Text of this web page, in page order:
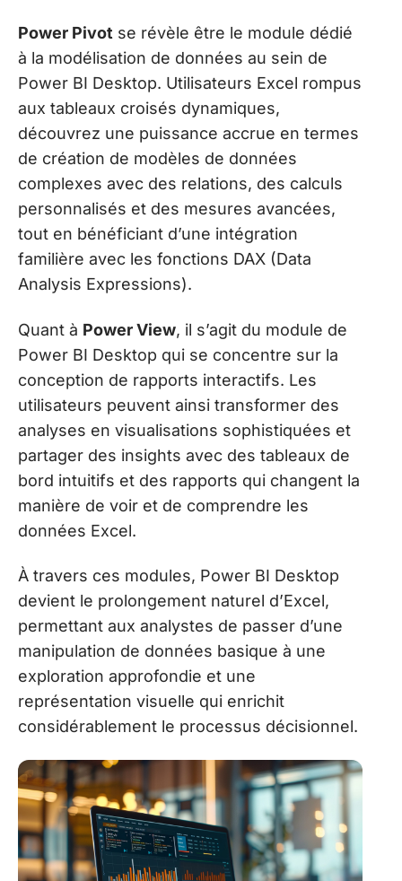
Power Pivot se révèle être le module dédié
à la modélisation de données au sein de
Power BI Desktop. Utilisateurs Excel rompus
aux tableaux croisés dynamiques,
découvrez une puissance accrue en termes
de création de modèles de données
complexes avec des relations, des calculs
personnalisés et des mesures avancées,
tout en bénéficiant d’une intégration
familière avec les fonctions DAX (Data
Analysis Expressions).
Quant à Power View, il s’agit du module de
Power BI Desktop qui se concentre sur la
conception de rapports interactifs. Les
utilisateurs peuvent ainsi transformer des
analyses en visualisations sophistiquées et
partager des insights avec des tableaux de
bord intuitifs et des rapports qui changent la
manière de voir et de comprendre les
données Excel.
À travers ces modules, Power BI Desktop
devient le prolongement naturel d’Excel,
permettant aux analystes de passer d’une
manipulation de données basique à une
exploration approfondie et une
représentation visuelle qui enrichit
considérablement le processus décisionnel.